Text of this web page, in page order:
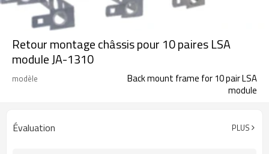
Retour montage châssis pour 10 paires LSA
module JA-1310
modèle
Back mount frame for 10 pair LSA
module
Évaluation PLUS